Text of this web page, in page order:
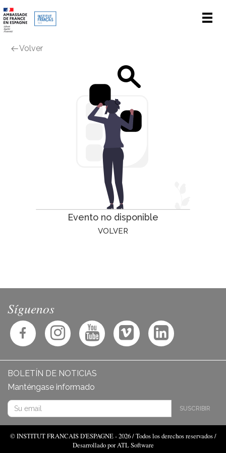
Volver
Evento no disponible
VOLVER
Síguenos
BOLETÍN DE NOTICIAS
Manténgase informado
SUSCRIBIR
© INSTITUT FRANCAIS D'ESPAGNE - 2026 / Todos los derechos reservados /
Desarrollado por ATL Software